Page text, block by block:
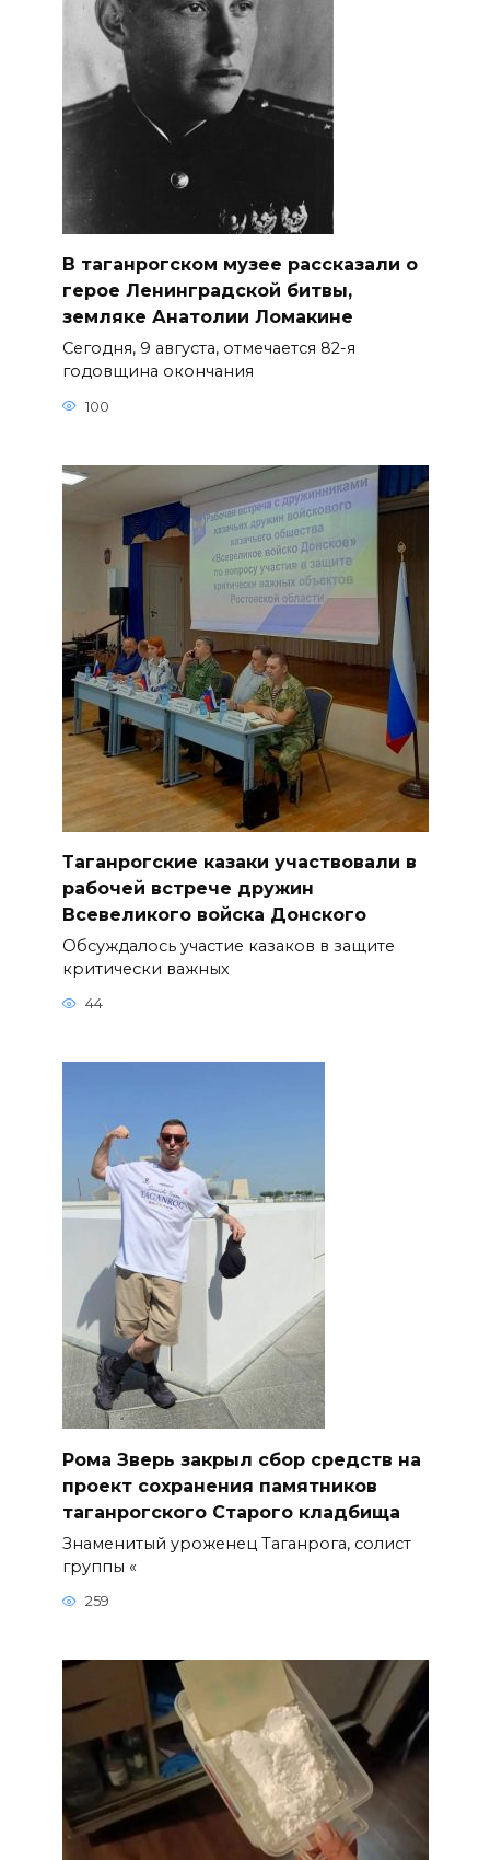
В таганрогском музее рассказали о
герое Ленинградской битвы,
земляке Анатолии Ломакине
Сегодня, 9 августа, отмечается 82-я
годовщина окончания
100
Таганрогские казаки участвовали в
рабочей встрече дружин
Всевеликого войска Донского
Обсуждалось участие казаков в защите
критически важных
44
Рома Зверь закрыл сбор средств на
проект сохранения памятников
таганрогского Старого кладбища
Знаменитый уроженец Таганрога, солист
группы «
259